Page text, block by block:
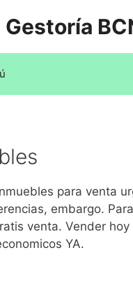
Gestoría
para venta
embargo.
venta. Vender hoy
YA.